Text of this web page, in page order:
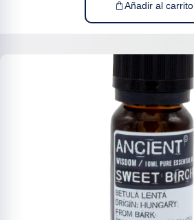
Añadir al carrito